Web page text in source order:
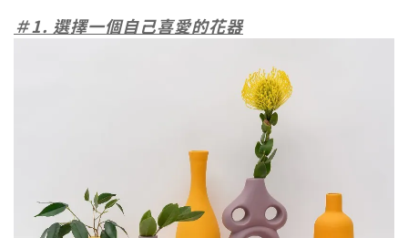
＃1. 選擇一個自己喜愛的花器